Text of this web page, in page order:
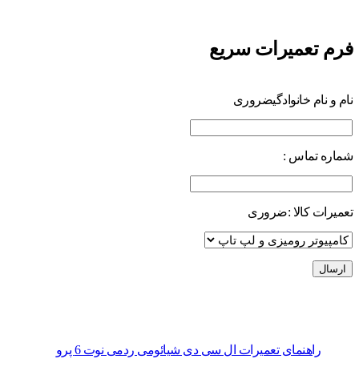
فرم تعمیرات سریع
نام و نام خانوادگیضروری
شماره تماس :
تعمیرات کالا :ضروری
راهنمای تعمیرات ال سی دی شیائومی ردمی نوت 6 پرو